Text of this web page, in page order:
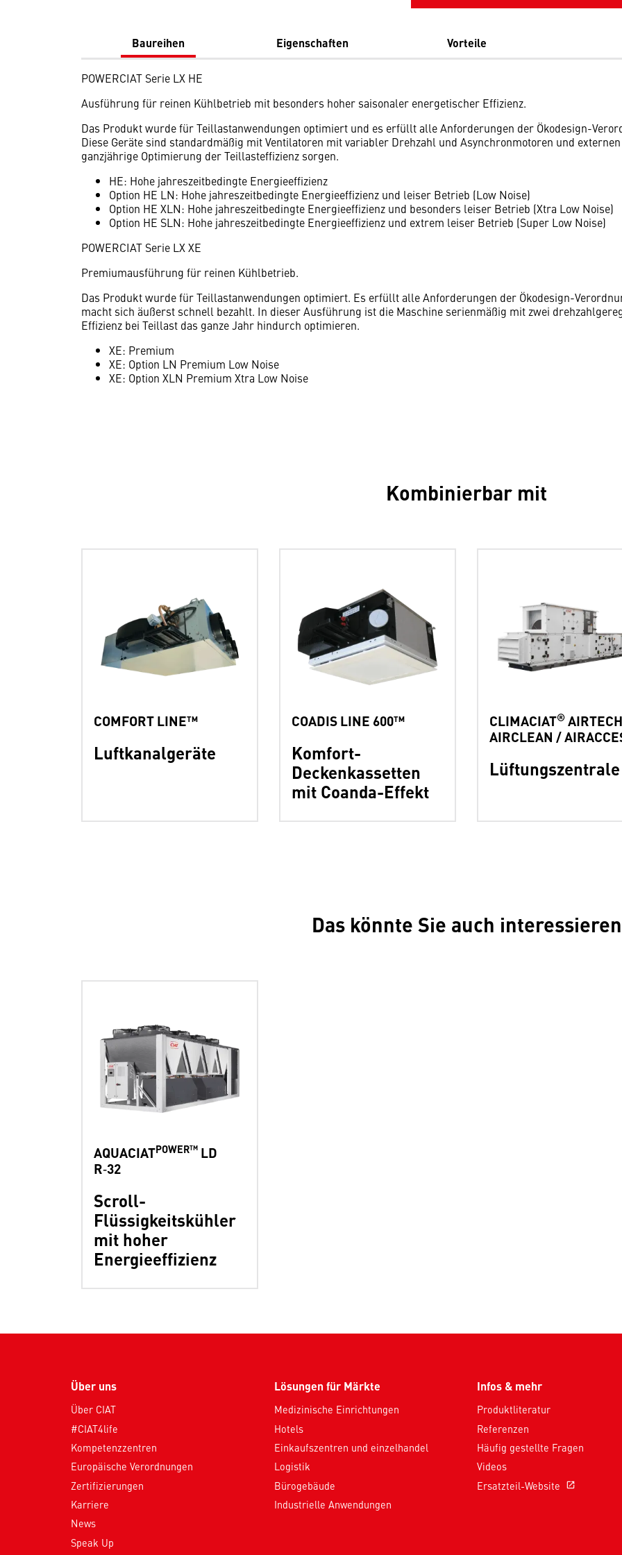
Baureihen Eigenschaften Vorteile
POWERCIAT Serie LX HE
Ausführung für reinen Kühlbetrieb mit besonders hoher saisonaler energetischer Effizienz.
Das Produkt wurde für Teillastanwendungen optimiert und es erfüllt alle Anforderungen der Ökodesign-
Diese Geräte sind standardmäßig mit Ventilatoren mit variabler Drehzahl und Asynchronmotoren und
ganzjährige Optimierung der Teillasteffizienz sorgen.
HE: Hohe jahreszeitbedingte Energieeffizienz
Option HE LN: Hohe jahreszeitbedingte Energieeffizienz und leiser Betrieb (Low Noise)
Option HE XLN: Hohe jahreszeitbedingte Energieeffizienz und besonders leiser Betrieb (Xtra Low Noise)
Option HE SLN: Hohe jahreszeitbedingte Energieeffizienz und extrem leiser Betrieb (Super Low Noise)
POWERCIAT Serie LX XE
Premiumausführung für reinen Kühlbetrieb.
Das Produkt wurde für Teillastanwendungen optimiert. Es erfüllt alle Anforderungen der Ökodesign-
macht sich äußerst schnell bezahlt. In dieser Ausführung ist die Maschine serienmäßig mit zwei
Effizienz bei Teillast das ganze Jahr hindurch optimieren.
XE: Premium
XE: Option LN Premium Low Noise
XE: Option XLN Premium Xtra Low Noise
Kombinierbar mit
Luftkanalgeräte
COMFORT LINE™
Komfort-
Deckenkassetten
mit Coanda-Effekt
COADIS LINE 600™
Lüftungszentrale
CLIMACIAT®
AIRCLEAN /
Das könnte Sie auch interessieren
Scroll-
Flüssigkeitskühler
mit hoher
Energieeffizienz
AQUACIATPOWER™ LD
R‑32
Über uns
Über CIAT
#CIAT4life
Kompetenzzentren
Europäische Verordnungen
Zertifizierungen
Karriere
News
Speak Up
Lösungen für Märkte
Medizinische Einrichtungen
Hotels
Einkaufszentren und einzelhandel
Logistik
Bürogebäude
Industrielle Anwendungen
Infos & mehr
Produktliteratur
Referenzen
Häufig gestellte Fragen
Videos
Ersatzteil-Website
open_in_new